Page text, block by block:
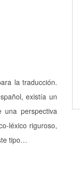
la traducción.
existía un
una perspectiva
léxico riguroso,
tipo…